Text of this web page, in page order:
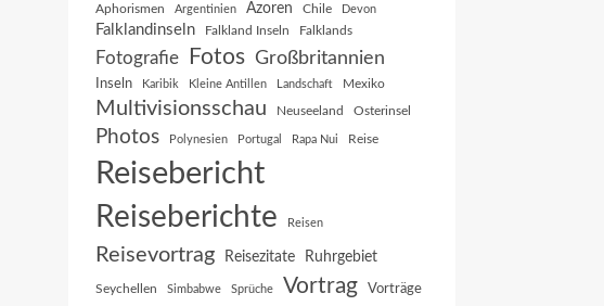
Aphorismen Argentinien Azoren Chile Devon
Falklandinseln Falkland Inseln Falklands
Fotografie Fotos Großbritannien
Inseln Karibik Kleine Antillen Landschaft Mexiko
Multivisionsschau Neuseeland Osterinsel
Photos Polynesien Portugal Rapa Nui Reise
Reisebericht
Reiseberichte Reisen
Reisevortrag Reisezitate Ruhrgebiet
Seychellen Simbabwe Sprüche Vortrag Vorträge